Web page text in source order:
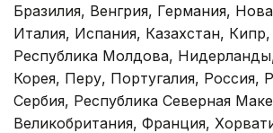
Бразилия, Венгрия, Германия,
Италия, Испания, Казахстан,
Республика Молдова,
Корея, Перу, Португалия, Россия,
Сербия, Республика Северная
Великобритания, Франция,